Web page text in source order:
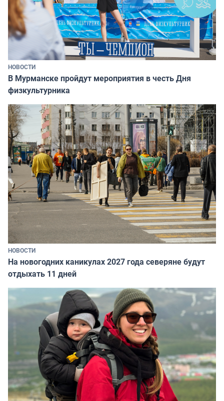
НОВОСТИ
В Мурманске пройдут мероприятия в честь Дня
физкультурника
НОВОСТИ
На новогодних каникулах 2027 года северяне будут
отдыхать 11 дней